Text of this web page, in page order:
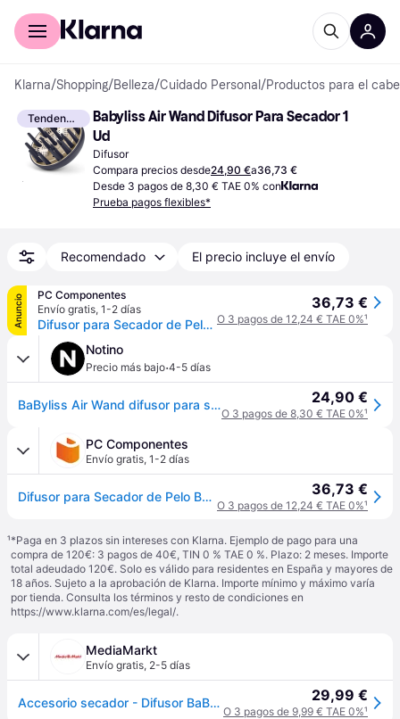
Comprar con Klarna
Klarna/Shopping/Belleza/Cuidado Personal /Productos para el
Tendencia
Babyliss Air Wand Difusor Para Secador 1
Ud
Difusor
Compara precios desde24,90 €a36,73 €
Desde 3 pagos de 8,30 € TAE 0% con
Prueba pagos flexibles*
Recomendado El precio incluye el envío
Anuncio
PC Componentes
Envío gratis, 1-2 días
Difusor para Secador de Pelo BaByliss Air Power ACAS6550DIF Compatible AS6550E Azul
36,73 €
O 3 pagos de 12,24 € TAE 0%¹
Notino
Precio más bajo·4-5 días
BaByliss Air Wand difusor para secador 1 ud 24,90 €
O 3 pagos de 8,30 € TAE 0%¹
PC Componentes
Envío gratis, 1-2 días
Difusor para Secador de Pelo BaByliss Air Power ACAS6550DIF Compatible AS6550E Azul 36,73 €
O 3 pagos de 12,24 € TAE 0%¹
¹*Paga en 3 plazos sin intereses con Klarna. Ejemplo de pago para una
compra de 120€: 3 pagos de 40€, TIN 0 % TAE 0 %. Plazo: 2 meses. Importe
total adeudado 120€. Solo es válido para residentes en España y mayores de
18 años. Sujeto a la aprobación de Klarna. Importe mínimo y máximo varía
por tienda. Consulta los términos y resto de condiciones en
https://www.klarna.com/es/legal/.
MediaMarkt
Envío gratis, 2-5 días
Accesorio secador - Difusor BaByliss ACAS6550, Compatible con Air Wand, Placa de Cerámica, 18 Puntas, Azul Black Iris 29,99 €
O 3 pagos de 9,99 € TAE 0%¹